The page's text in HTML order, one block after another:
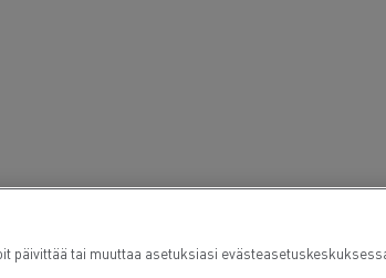
tai muuttaa asetuksiasi